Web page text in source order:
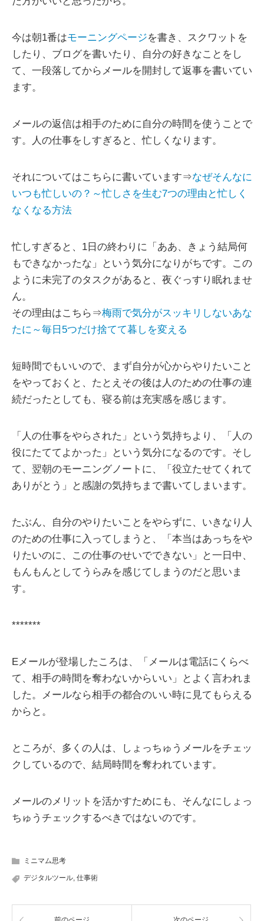
今は朝1番はモーニングページを書き、スクワットを
したり、ブログを書いたり、自分の好きなことをし
て、一段落してからメールを開封して返事を書いてい
ます。
メールの返信は相手のために自分の時間を使うことで
す。人の仕事をしすぎると、忙しくなります。
それについてはこちらに書いています⇒なぜそんなに
いつも忙しいの？～忙しさを生む7つの理由と忙しく
なくなる方法
忙しすぎると、1日の終わりに「ああ、きょう結局何
もできなかったな」という気分になりがちです。この
ように未完了のタスクがあると、夜ぐっすり眠れませ
ん。
その理由はこちら⇒梅雨で気分がスッキリしないあな
たに～毎日5つだけ捨てて暮しを変える
短時間でもいいので、まず自分が心からやりたいこと
をやっておくと、たとえその後は人のための仕事の連
続だったとしても、寝る前は充実感を感じます。
「人の仕事をやらされた」という気持ちより、「人の
役にたててよかった」という気分になるのです。そし
て、翌朝のモーニングノートに、「役立たせてくれて
ありがとう」と感謝の気持ちまで書いてしまいます。
たぶん、自分のやりたいことをやらずに、いきなり人
のための仕事に入ってしまうと、「本当はあっちをや
りたいのに、この仕事のせいでできない」と一日中、
もんもんとしてうらみを感じてしまうのだと思いま
す。
*******
Eメールが登場したころは、「メールは電話にくらべ
て、相手の時間を奪わないからいい」とよく言われま
した。メールなら相手の都合のいい時に見てもらえる
からと。
ところが、多くの人は、しょっちゅうメールをチェッ
クしているので、結局時間を奪われています。
メールのメリットを活かすためにも、そんなにしょっ
ちゅうチェックするべきではないのです。
ミニマム思考
デジタルツール, 仕事術